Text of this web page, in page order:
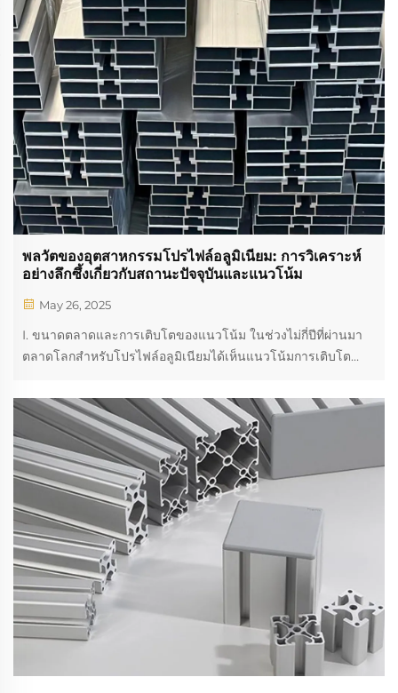
พลวัตของอุตสาหกรรมโปรไฟล์อลูมิเนียม: การวิเคราะห์
อย่างลึกซึ้งเกี่ยวกับสถานะปัจจุบันและแนวโน้ม
May 26, 2025
I. ขนาดตลาดและการเติบโตของแนวโน้ม ในช่วงไม่กี่ปีที่ผ่านมา
ตลาดโลกสำหรับโปรไฟล์อลูมิเนียมได้เห็นแนวโน้มการเติบโต
มีความแข็งแรงสูงในหลายภาคส่วน เช่น ก่อสร้าง อุตสาหกรรม
ยานยนต์ และการผลิตอุตสาหกรรม ได้นำไปสู่การใช้งานอย่างแพร่
หลายของโปรไฟล์อลูมิเนียม